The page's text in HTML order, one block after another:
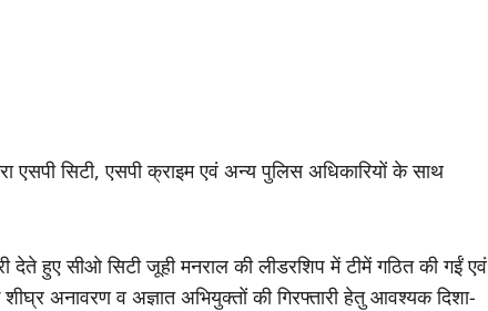
एसपी सिटी, एसपी क्राइम एवं अन्य पुलिस अधिकारियों के साथ
देते हुए सीओ सिटी जूही मनराल की लीडरशिप में टीमें गठित की गईं एवं
अनावरण व अज्ञात अभियुक्तों की गिरफ्तारी हेतु आवश्यक दिशा-